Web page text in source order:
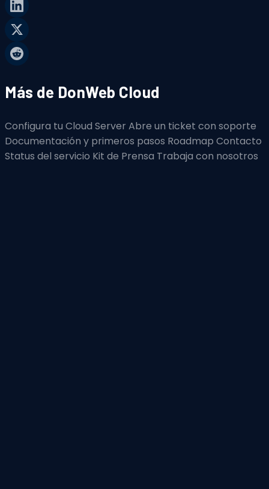
Más de DonWeb Cloud
Configura tu Cloud Server Abre un ticket con soporte
Documentación y primeros pasos Roadmap Contacto
Status del servicio Kit de Prensa Trabaja con nosotros